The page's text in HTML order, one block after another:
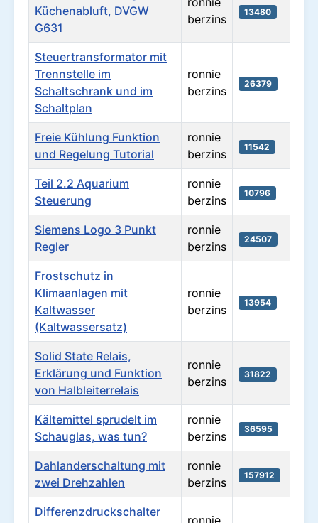
Küchenabluft, DVGW
G631
berzins
13480
Steuertransformator mit
Trennstelle im
Schaltschrank und im
Schaltplan
ronnie
berzins
26379
Freie Kühlung Funktion
und Regelung Tutorial
ronnie
berzins
11542
Teil 2.2 Aquarium
Steuerung
ronnie
berzins
10796
Siemens Logo 3 Punkt
Regler
ronnie
berzins
24507
Frostschutz in
Klimaanlagen mit
Kaltwasser
(Kaltwassersatz)
ronnie
berzins
13954
Solid State Relais,
Erklärung und Funktion
von Halbleiterrelais
ronnie
berzins
31822
Kältemittel sprudelt im
Schauglas, was tun?
ronnie
berzins
36595
Dahlanderschaltung mit
zwei Drehzahlen
ronnie
berzins
157912
Differenzdruckschalter